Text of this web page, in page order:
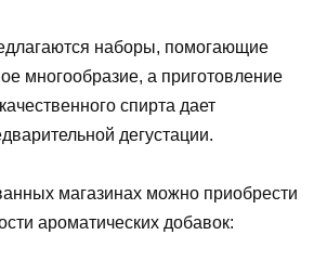
наборы, помогающие
многообразие, а приготовление
спирта дает
дегустации.
магазинах можно приобрести
ароматических добавок: